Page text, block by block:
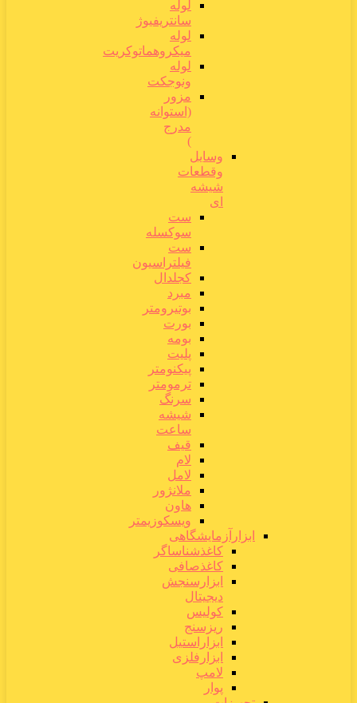
لوله
سانتریفیوژ
لوله
میکروهماتوکریت
لوله
ونوجکت
مزور
(استوانه
مدرج
)
وسایل
وقطعات
شیشه
ای
ست
سوکسله
ست
فیلتراسیون
کجلدال
مبرد
بوتیرومتر
بورت
بومه
پلیت
پیکنومتر
ترمومتر
سرنگ
شیشه
ساعت
قیف
لام
لامل
ملانژور
هاون
ویسکوزیمتر
ابزارآزمایشگاهی
کاغذشناساگر
کاغذصافی
ابزارسنجش
دیجیتال
کولیس
ریزسنج
ابزاراستیل
ابزارفلزی
لامپ
پوار